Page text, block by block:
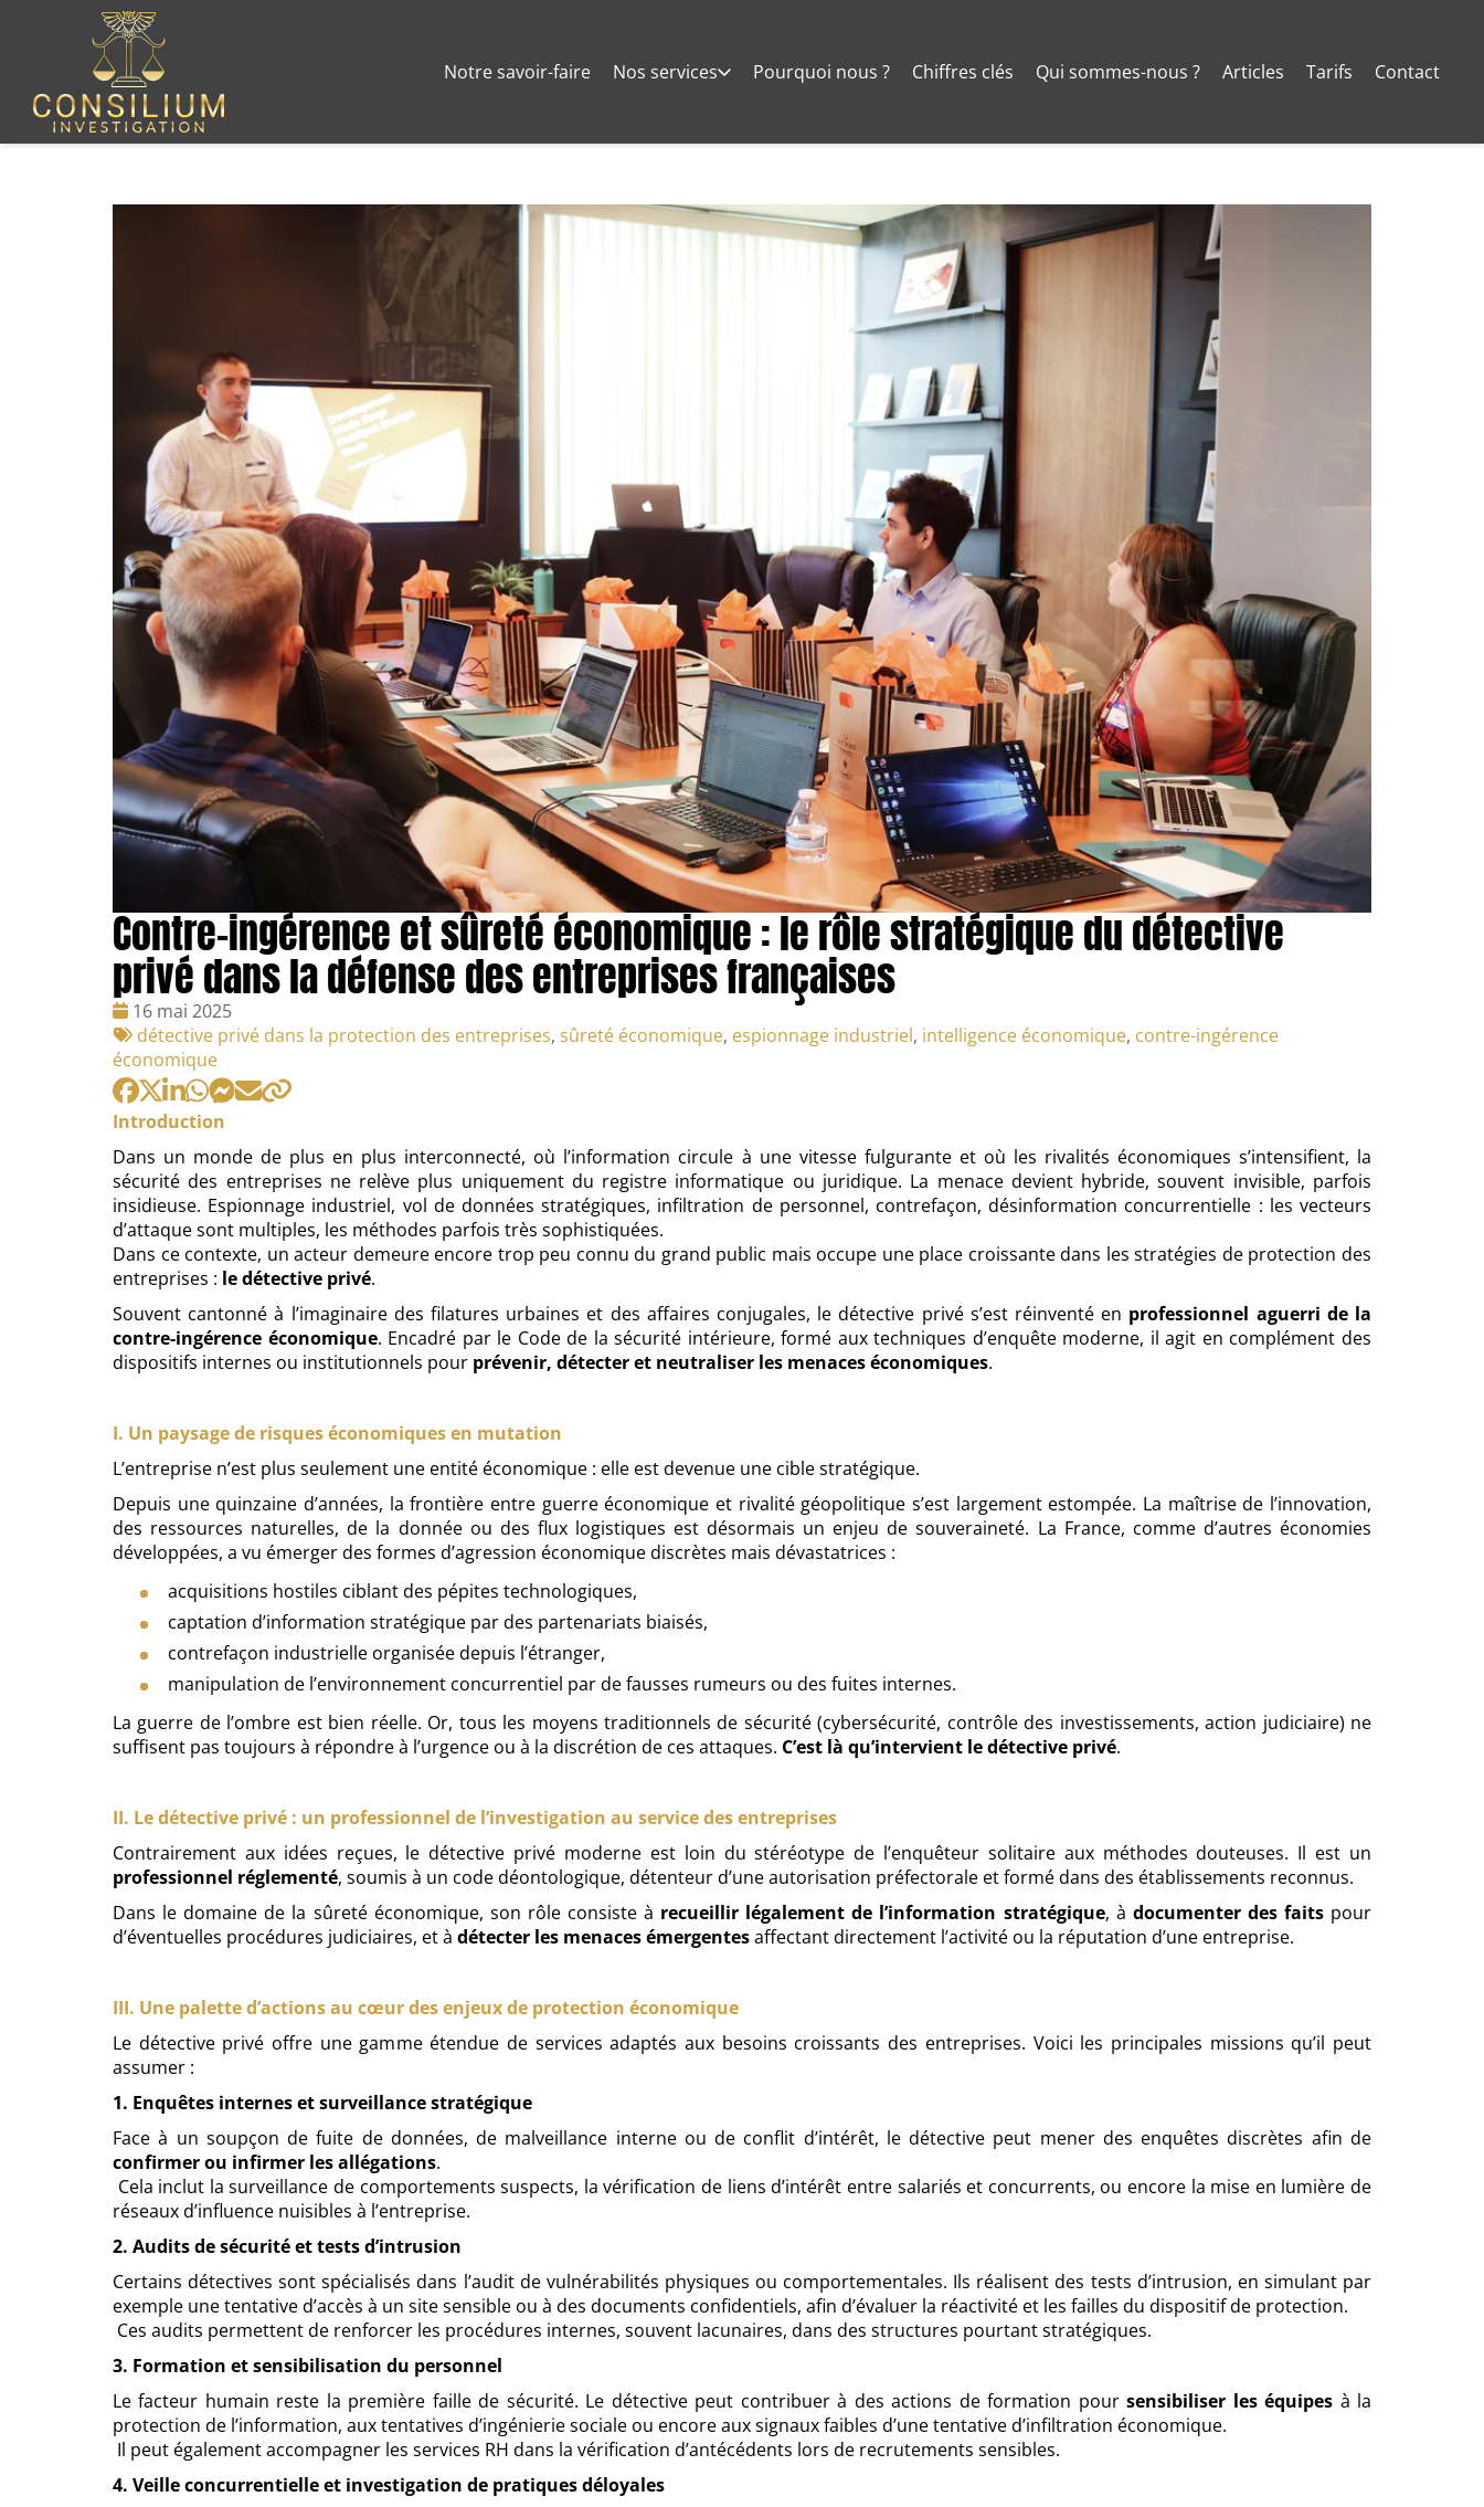
Notre savoir-faire Nos services Pourquoi nous ? Chiffres clés Qui sommes-nous ? Articles Tarifs Contact
Contre-ingérence et sûreté économique : le rôle stratégique du détective
privé dans la défense des entreprises françaises
Date
:
16 mai 2025
Tags
:
détective privé dans la protection des entreprises, sûreté économique, espionnage industriel, intelligence économique, contre-ingérence
économique
Introduction
Dans un monde de plus en plus interconnecté, où l’information circule à une vitesse fulgurante et où les rivalités économiques s’intensifient, la
sécurité des entreprises ne relève plus uniquement du registre informatique ou juridique. La menace devient hybride, souvent invisible, parfois
insidieuse. Espionnage industriel, vol de données stratégiques, infiltration de personnel, contrefaçon, désinformation concurrentielle : les vecteurs
d’attaque sont multiples, les méthodes parfois très sophistiquées.
Dans ce contexte, un acteur demeure encore trop peu connu du grand public mais occupe une place croissante dans les stratégies de protection des
entreprises : le détective privé.
Souvent cantonné à l’imaginaire des filatures urbaines et des affaires conjugales, le détective privé s’est réinventé en professionnel aguerri de la
contre-ingérence économique. Encadré par le Code de la sécurité intérieure, formé aux techniques d’enquête moderne, il agit en complément des
dispositifs internes ou institutionnels pour prévenir, détecter et neutraliser les menaces économiques.
I. Un paysage de risques économiques en mutation
L’entreprise n’est plus seulement une entité économique : elle est devenue une cible stratégique.
Depuis une quinzaine d’années, la frontière entre guerre économique et rivalité géopolitique s’est largement estompée. La maîtrise de l’innovation,
des ressources naturelles, de la donnée ou des flux logistiques est désormais un enjeu de souveraineté. La France, comme d’autres économies
développées, a vu émerger des formes d’agression économique discrètes mais dévastatrices :
acquisitions hostiles ciblant des pépites technologiques,
captation d’information stratégique par des partenariats biaisés,
contrefaçon industrielle organisée depuis l’étranger,
manipulation de l’environnement concurrentiel par de fausses rumeurs ou des fuites internes.
La guerre de l’ombre est bien réelle. Or, tous les moyens traditionnels de sécurité (cybersécurité, contrôle des investissements, action judiciaire) ne
suffisent pas toujours à répondre à l’urgence ou à la discrétion de ces attaques. C’est là qu’intervient le détective privé.
II. Le détective privé : un professionnel de l’investigation au service des entreprises
Contrairement aux idées reçues, le détective privé moderne est loin du stéréotype de l’enquêteur solitaire aux méthodes douteuses. Il est un
professionnel réglementé, soumis à un code déontologique, détenteur d’une autorisation préfectorale et formé dans des établissements reconnus.
Dans le domaine de la sûreté économique, son rôle consiste à recueillir légalement de l’information stratégique, à documenter des faitspour
d’éventuelles procédures judiciaires, et à détecter les menaces émergentesaffectant directement l’activité ou la réputation d’une entreprise.
III. Une palette d’actions au cœur des enjeux de protection économique
Le détective privé offre une gamme étendue de services adaptés aux besoins croissants des entreprises. Voici les principales missions qu’il peut
assumer :
1. Enquêtes internes et surveillance stratégique
Face à un soupçon de fuite de données, de malveillance interne ou de conflit d’intérêt, le détective peut mener des enquêtes discrètes afin de
confirmer ou infirmer les allégations.
Cela inclut la surveillance de comportements suspects, la vérification de liens d’intérêt entre salariés et concurrents, ou encore la mise en lumière de
réseaux d’influence nuisibles à l’entreprise.
2. Audits de sécurité et tests d’intrusion
Certains détectives sont spécialisés dans l’audit de vulnérabilités physiques ou comportementales. Ils réalisent des tests d’intrusion, en simulant par
exemple une tentative d’accès à un site sensible ou à des documents confidentiels, afin d’évaluer la réactivité et les failles du dispositif de protection.
Ces audits permettent de renforcer les procédures internes, souvent lacunaires, dans des structures pourtant stratégiques.
3. Formation et sensibilisation du personnel
Le facteur humain reste la première faille de sécurité. Le détective peut contribuer à des actions de formation poursensibiliser les équipes à la
protection de l’information, aux tentatives d’ingénierie sociale ou encore aux signaux faibles d’une tentative d’infiltration économique.
Il peut également accompagner les services RH dans la vérification d’antécédents lors de recrutements sensibles.
4. Veille concurrentielle et investigation de pratiques déloyales